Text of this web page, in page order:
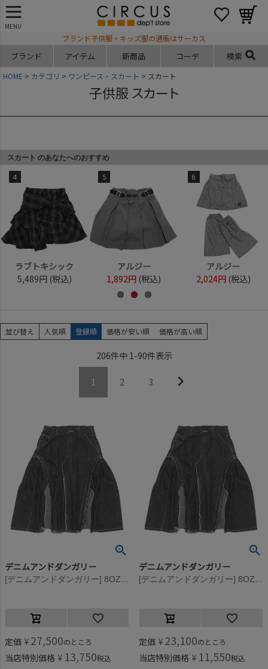
MENU
ブランド子供服・キッズ服の通販はサーカス
ブランド アイテム 新商品 コーデ 検索
HOME カテゴリ ワンピース・スカート スカート
子供服 スカート
スカート のあなたへのおすすめ
4
ラブトキシック
5,489円 (税込)
5
アルジー
1,892円 (税込)
6
アルジー
2,024円 (税込)
並び替え 人気順 登録順 価格が安い順 価格が高い順
206件中 1-90件表示
1 2 3
デニムアンドダンガリー
定価 ¥ 27,500のところ
当店特別価格 ¥ 13,750税込
デニムアンドダンガリー
定価 ¥ 23,100のところ
当店特別価格 ¥ 11,550税込